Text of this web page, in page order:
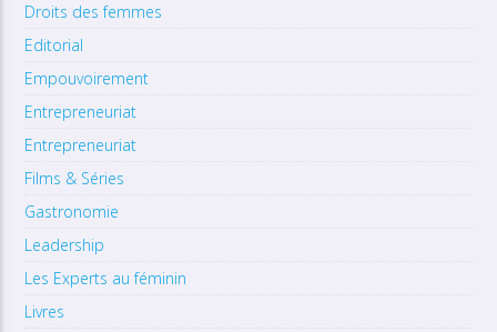
Droits des femmes
Editorial
Empouvoirement
Entrepreneuriat
Entrepreneuriat
Films & Séries
Gastronomie
Leadership
Les Experts au féminin
Livres